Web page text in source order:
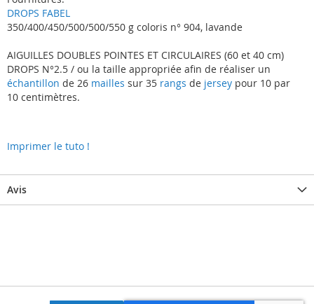
DROPS FABEL
350/400/450/500/500/550 g coloris n° 904, lavande
AIGUILLES DOUBLES POINTES ET CIRCULAIRES (60 et 40 cm)
DROPS N°2.5 / ou la taille appropriée afin de réaliser un
échantillon de 26 mailles sur 35 rangs de jersey pour 10 par
10 centimètres.
Imprimer le tuto !
Avis